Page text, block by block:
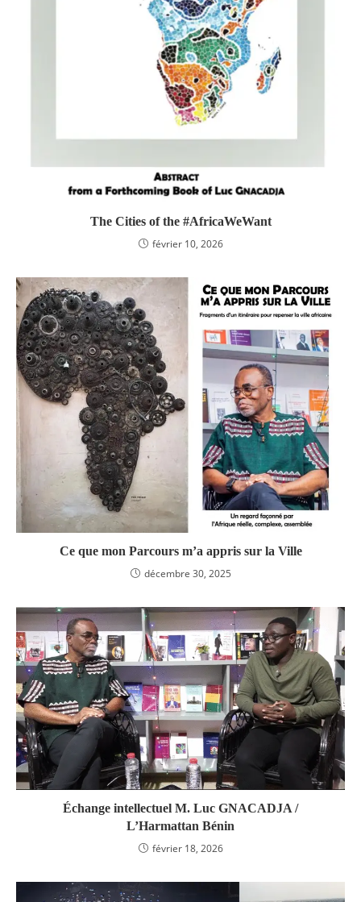
The Cities of the #AfricaWeWant
février 10, 2026
Ce que mon Parcours m’a appris sur la Ville
décembre 30, 2025
Échange intellectuel M. Luc GNACADJA /
L’Harmattan Bénin
février 18, 2026